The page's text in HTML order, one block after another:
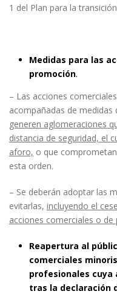
1 del Plan para la
Medidas para las
promoción.
– Las acciones
acompañadas de medidas
generen aglomeraciones
distancia de seguridad, el
aforo, o que
esta orden.
– Se deberán adoptar las
evitarlas, incluyendo el
acciones comerciales o
Reapertura al
comerciales
profesionales cuya
tras la declaración